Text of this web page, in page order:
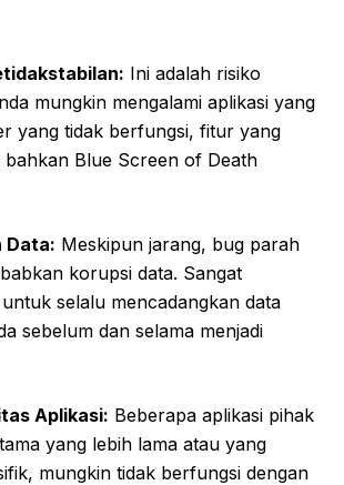
Ini adalah risiko
mungkin mengalami aplikasi yang
yang tidak berfungsi, fitur yang
bahkan Blue Screen of Death
Data: Meskipun jarang, bug parah
korupsi data. Sangat
selalu mencadangkan data
sebelum dan selama menjadi
Aplikasi: Beberapa aplikasi pihak
yang lebih lama atau yang
mungkin tidak berfungsi dengan